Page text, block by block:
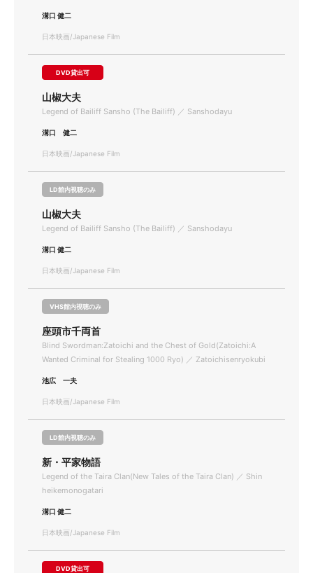
溝口 健二
日本映画/Japanese Film
DVD貸出可
山椒大夫
Legend of Bailiff Sansho (The Bailiff) ／ Sanshodayu
溝口 健二
日本映画/Japanese Film
LD館内視聴のみ
山椒大夫
Legend of Bailiff Sansho (The Bailiff) ／ Sanshodayu
溝口 健二
日本映画/Japanese Film
VHS館内視聴のみ
座頭市千両首
Blind Swordman:Zatoichi and the Chest of Gold(Zatoichi:A
Wanted Criminal for Stealing 1000 Ryo) ／ Zatoichisenryokubi
池広 一夫
日本映画/Japanese Film
LD館内視聴のみ
新・平家物語
Legend of the Taira Clan(New Tales of the Taira Clan) ／ Shin
heikemonogatari
溝口 健二
日本映画/Japanese Film
DVD貸出可